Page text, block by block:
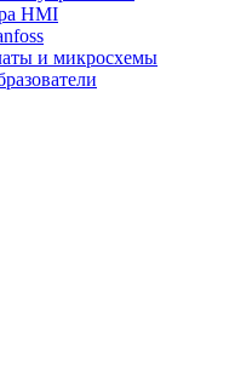
HMI
и микросхемы